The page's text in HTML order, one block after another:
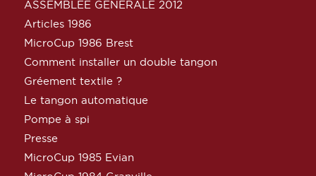
ASSEMBLEE GENERALE 2012
Articles 1986
MicroCup 1986 Brest
Comment installer un double tangon
Gréement textile ?
Le tangon automatique
Pompe à spi
Presse
MicroCup 1985 Evian